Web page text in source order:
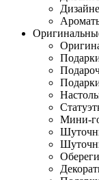
Мини-
Обереги